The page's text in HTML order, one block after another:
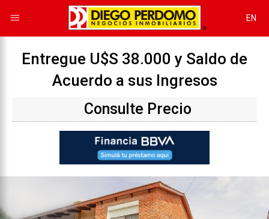
EN
Entregue U$S 38.000 y Saldo de
Acuerdo a sus Ingresos
Consulte Precio